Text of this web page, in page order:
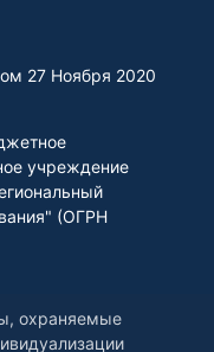
27 Ноября 2020
учреждение
(ОГРН
охраняемые